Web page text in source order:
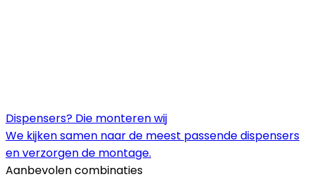
Dispensers? Die monteren wij
We kijken samen naar de meest passende dispensers
en verzorgen de montage.
Aanbevolen combinaties